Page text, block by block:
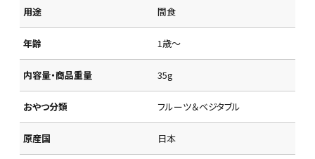
用途 間食
年齢 1歳～
内容量・商品重量 35g
おやつ分類 フルーツ＆ベジタブル
原産国 日本